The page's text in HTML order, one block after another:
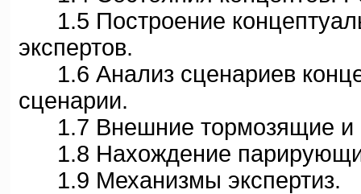
1.5 Построение
экспертов.
1.6 Анализ сценариев
сценарии.
1.7 Внешние тормозящие и
1.8 Нахождение
1.9 Механизмы экспертиз.